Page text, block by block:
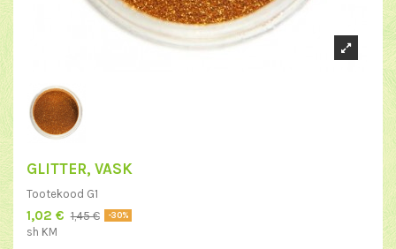
GLITTER, VASK
Tootekood G1
1,02 € 1,45 € -30%
sh KM